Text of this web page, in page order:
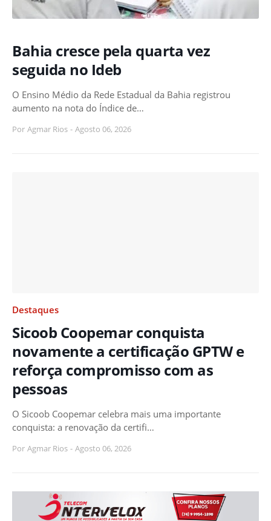
Bahia cresce pela quarta vez
seguida no Ideb
O Ensino Médio da Rede Estadual da Bahia registrou
aumento na nota do Índice de…
Por Agmar Rios - Agosto 06, 2026
Destaques
Sicoob Coopemar conquista
novamente a certificação GPTW e
reforça compromisso com as
pessoas
O Sicoob Coopemar celebra mais uma importante
conquista: a renovação da certifi…
Por Agmar Rios - Agosto 06, 2026